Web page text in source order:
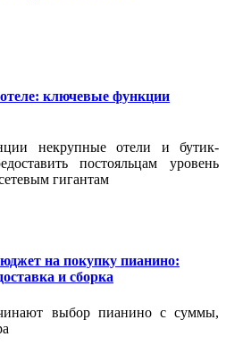
ключевые функции
некрупные отели и бутик-
постояльцам уровень
гигантам
на покупку пианино:
и сборка
выбор пианино с суммы,